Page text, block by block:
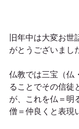
旧年中は大変お世
がとうございまし
仏教では三宝（仏
ることでその信徒
が、これを仏＝明
僧＝仲良くと表現